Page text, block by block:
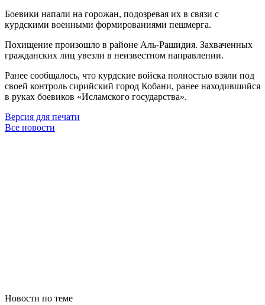
Боевики напали на горожан, подозревая их в связи с
курдскими военными формированиями пешмерга.
Похищение произошло в районе Аль-Рашидия. Захваченных
гражданских лиц увезли в неизвестном направлении.
Ранее сообщалось, что курдские войска полностью взяли под
своей контроль сирийский город Кобани, ранее находившийся
в руках боевиков «Исламского государства».
Версия для печати
Все новости
Новости по теме